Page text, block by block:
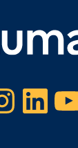
Instagram LinkedIn YouTube